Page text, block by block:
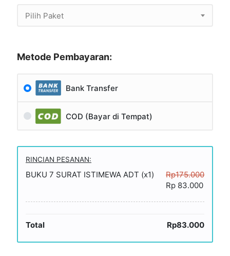
Pilih Paket
Metode Pembayaran:
Bank Transfer
COD (Bayar di Tempat)
RINCIAN PESANAN:
BUKU 7 SURAT ISTIMEWA ADT (x1)
Rp175.000
Rp 83.000
Total Rp83.000